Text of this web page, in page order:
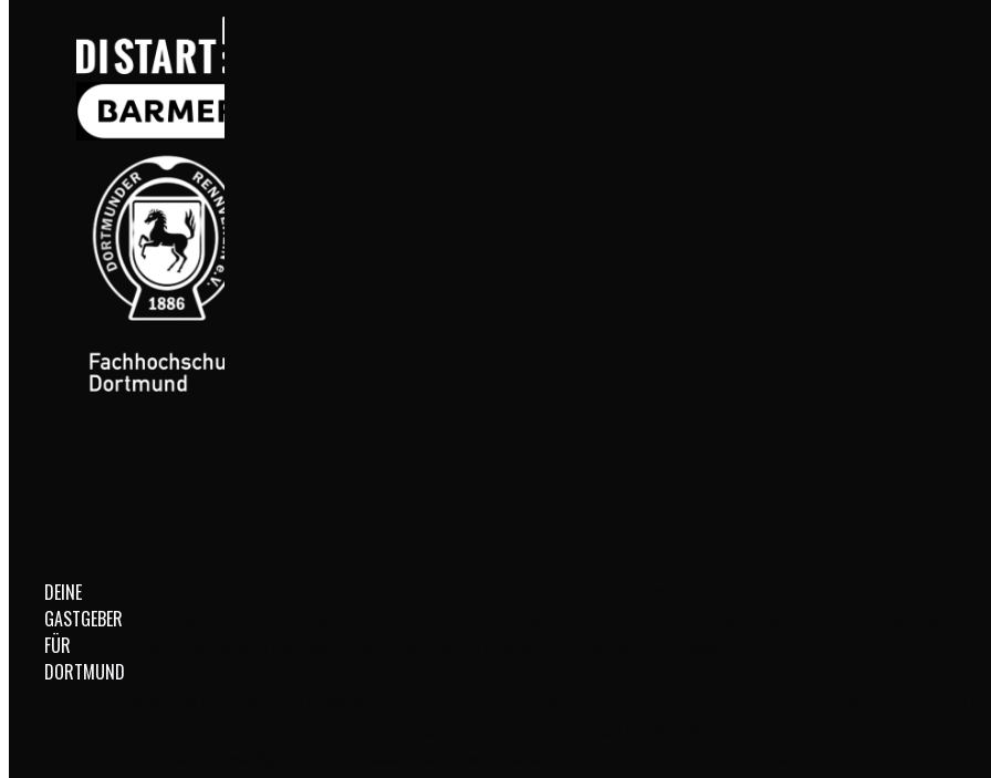
DEINE
GASTGEBER
FÜR
DORTMUND
Die ÜBERSTUNDE ist unser gemeinsamer Feierabend – ein Afterwork-Format, das regelmäßig in
auf gute Gespräche, inspirierende Orte und eine entspannte Zeit haben. Keine steifen Business-
Was uns begeistert? Dass sich bei jeder ÜBERSTUNDE neue Perspektiven eröffnen. Mal durch
eine spontane Idee, die beim zweiten Drink entsteht. Die ÜBERSTUNDE ist ein bisschen wie